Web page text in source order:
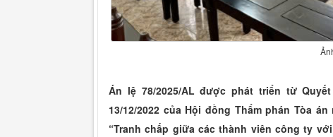
Án lệ 78/2025/AL được phát triển từ
13/12/2022 của Hội đồng Thẩm phán Tòa
“Tranh chấp giữa các thành viên công ty